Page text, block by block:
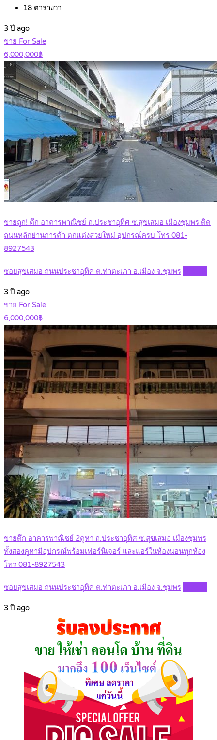
18 ตารางวา
3 ปี ago
ขาย For Sale
6,000,000฿
ขายถูก! ตึก อาคารพาณิชย์ ถ.ประชาอุทิศ ซ.สุขเสมอ เมืองชุมพร ติด
ถนนหลักย่านการค้า ตกแต่งสวยใหม่ อุปกรณ์ครบ โทร 081-
8927543
ซอยสุขเสมอ ถนนประชาอุทิศ ต.ท่าตะเภา อ.เมือง จ.ชุมพร
3 ปี ago
ขาย For Sale
6,000,000฿
ขายตึก อาคารพาณิชย์ 2คูหา ถ.ประชาอุทิศ ซ.สุขเสมอ เมืองชุมพร
ทั้งสองคูหามีอุปกรณ์พร้อมเฟอร์นิเจอร์ และแอร์ในห้องนอนทุกห้อง
โทร 081-8927543
ซอยสุขเสมอ ถนนประชาอุทิศ ต.ท่าตะเภา อ.เมือง จ.ชุมพร
3 ปี ago